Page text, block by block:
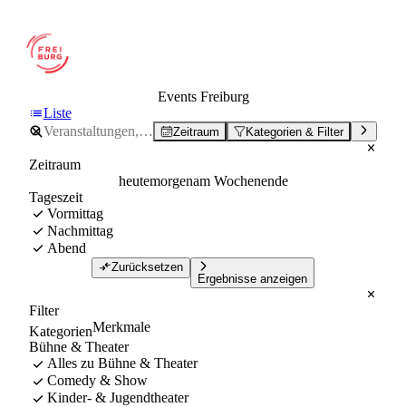
Events Freiburg
Liste
Zeitraum Kategorien & Filter
Zeitraum
heutemorgenam Wochenende
Tageszeit
Vormittag
Nachmittag
Abend
Zurücksetzen
Ergebnisse anzeigen
Filter
KategorienMerkmale
Bühne & Theater
Alles zu Bühne & Theater
Comedy & Show
Kinder- & Jugendtheater